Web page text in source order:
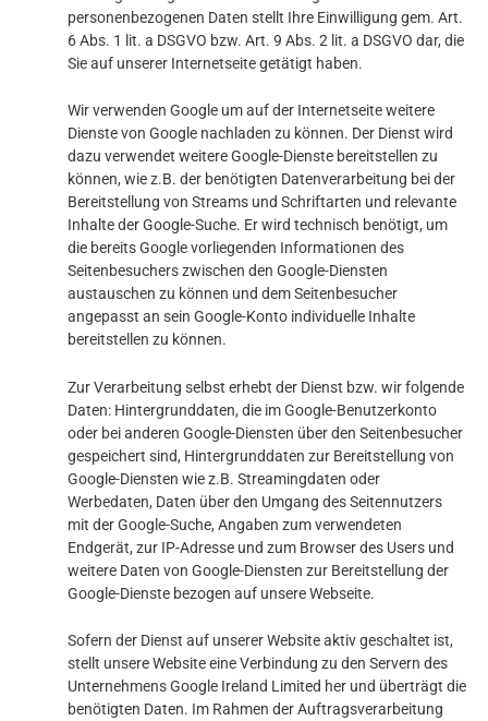
personenbezogenen Daten stellt Ihre Einwilligung gem. Art.
6 Abs. 1 lit. a DSGVO bzw. Art. 9 Abs. 2 lit. a DSGVO dar, die
Sie auf unserer Internetseite getätigt haben.
Wir verwenden Google um auf der Internetseite weitere
Dienste von Google nachladen zu können. Der Dienst wird
dazu verwendet weitere Google-Dienste bereitstellen zu
können, wie z.B. der benötigten Datenverarbeitung bei der
Bereitstellung von Streams und Schriftarten und relevante
Inhalte der Google-Suche. Er wird technisch benötigt, um
die bereits Google vorliegenden Informationen des
Seitenbesuchers zwischen den Google-Diensten
austauschen zu können und dem Seitenbesucher
angepasst an sein Google-Konto individuelle Inhalte
bereitstellen zu können.
Zur Verarbeitung selbst erhebt der Dienst bzw. wir folgende
Daten: Hintergrunddaten, die im Google-Benutzerkonto
oder bei anderen Google-Diensten über den Seitenbesucher
gespeichert sind, Hintergrunddaten zur Bereitstellung von
Google-Diensten wie z.B. Streamingdaten oder
Werbedaten, Daten über den Umgang des Seitennutzers
mit der Google-Suche, Angaben zum verwendeten
Endgerät, zur IP-Adresse und zum Browser des Users und
weitere Daten von Google-Diensten zur Bereitstellung der
Google-Dienste bezogen auf unsere Webseite.
Sofern der Dienst auf unserer Website aktiv geschaltet ist,
stellt unsere Website eine Verbindung zu den Servern des
Unternehmens Google Ireland Limited her und überträgt die
benötigten Daten. Im Rahmen der Auftragsverarbeitung